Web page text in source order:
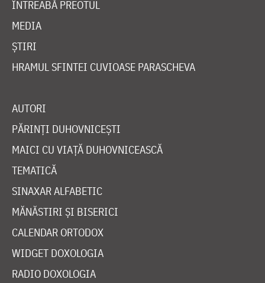
ÎNTREABĂ PREOTUL
MEDIA
ȘTIRI
HRAMUL SFINTEI CUVIOASE PARASCHEVA
AUTORI
PĂRINȚI DUHOVNICEȘTI
MAICI CU VIAȚĂ DUHOVNICEASCĂ
TEMATICĂ
SINAXAR ALFABETIC
MĂNĂSTIRI ȘI BISERICI
CALENDAR ORTODOX
WIDGET DOXOLOGIA
RADIO DOXOLOGIA